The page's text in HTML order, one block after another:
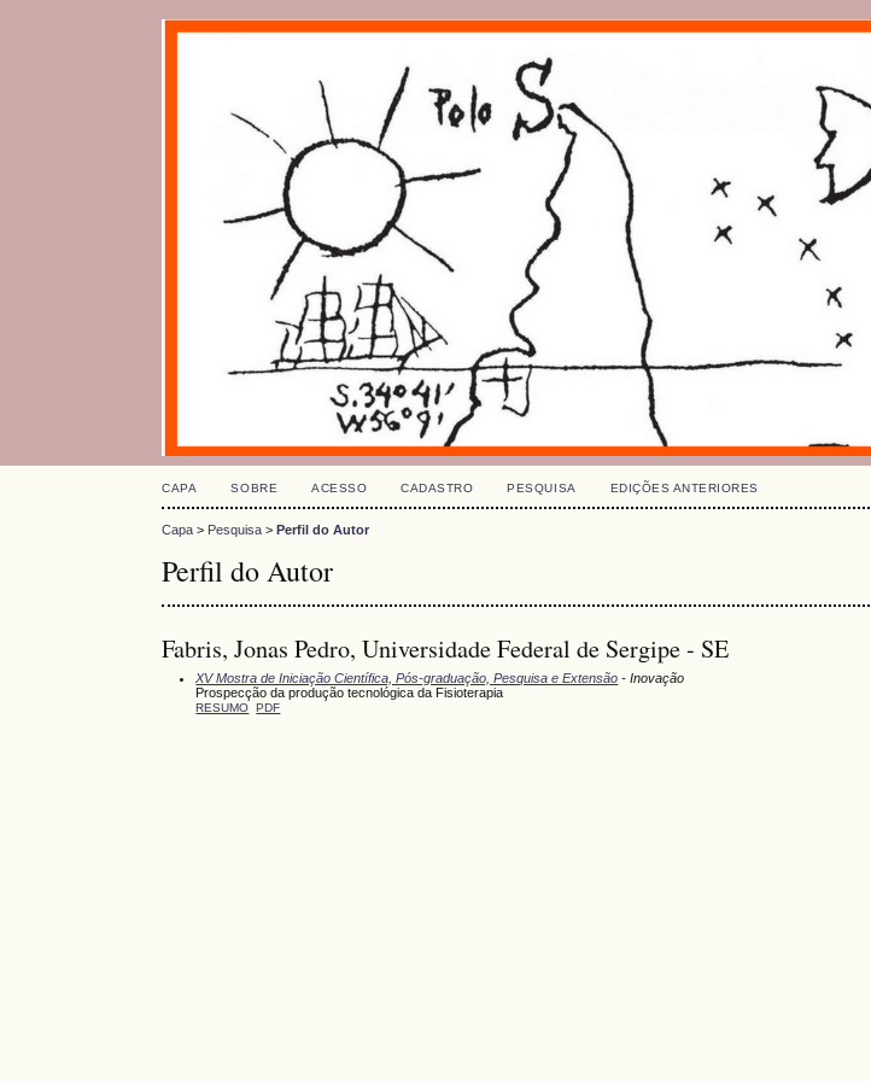
CAPA SOBRE ACESSO CADASTRO PESQUISA EDIÇÕES ANTERIORES
Capa > Pesquisa >Perfil do Autor
Perfil do Autor
Fabris, Jonas Pedro, Universidade Federal de Sergipe - SE
XV Mostra de Iniciação Científica, Pós-graduação, Pesquisa e Extensão - Inovação
Prospecção da produção tecnológica da Fisioterapia
RESUMO PDF